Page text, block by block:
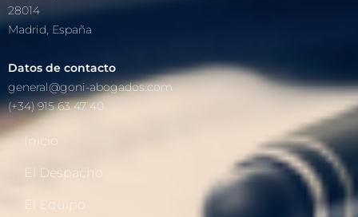
28014
Madrid, España
Datos de contacto
general@goni-abogados.com
(+34) 915 63 47 40
Inicio
El Despacho
El Equipo